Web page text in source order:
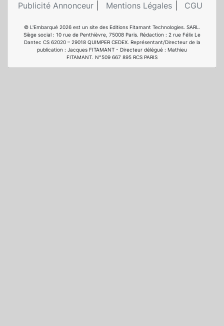
Publicité Annonceur
Mentions Légales CGU
© L'Embarqué 2026 est un site des Editions Fitamant Technologies. SARL.
Siège social : 10 rue de Penthièvre, 75008 Paris. Rédaction : 2 rue Félix Le
Dantec CS 62020 – 29018 QUIMPER CEDEX. Représentant/Directeur de la
publication : Jacques FITAMANT - Directeur délégué : Mathieu
FITAMANT. N°509 667 895 RCS PARIS